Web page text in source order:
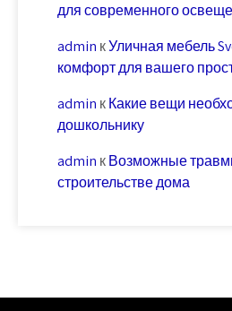
для современного
admin кУличная мебель
комфорт для вашего
admin кКакие вещи
дошкольнику
admin кВозможные
строительстве дома